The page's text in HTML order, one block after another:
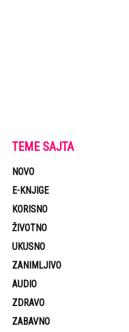
TEME SAJTA
NOVO
E-KNJIGE
KORISNO
ŽIVOTNO
UKUSNO
ZANIMLJIVO
AUDIO
ZDRAVO
ZABAVNO